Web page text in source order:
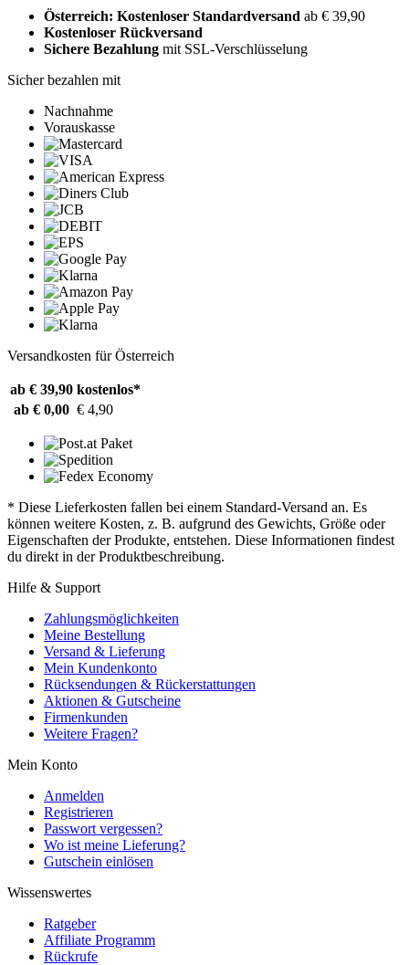
Österreich: Kostenloser Standardversand ab € 39,90
Kostenloser Rückversand
Sichere Bezahlung mit SSL-Verschlüsselung
Sicher bezahlen mit
Nachnahme
Vorauskasse
Versandkosten für Österreich
ab € 39,90 kostenlos*
ab € 0,00 € 4,90
* Diese Lieferkosten fallen bei einem Standard-Versand an. Es
können weitere Kosten, z. B. aufgrund des Gewichts, Größe oder
Eigenschaften der Produkte, entstehen. Diese Informationen findest
du direkt in der Produktbeschreibung.
Hilfe & Support
Zahlungsmöglichkeiten
Meine Bestellung
Versand & Lieferung
Mein Kundenkonto
Rücksendungen & Rückerstattungen
Aktionen & Gutscheine
Firmenkunden
Weitere Fragen?
Mein Konto
Anmelden
Registrieren
Passwort vergessen?
Wo ist meine Lieferung?
Gutschein einlösen
Wissenswertes
Ratgeber
Affiliate Programm
Rückrufe